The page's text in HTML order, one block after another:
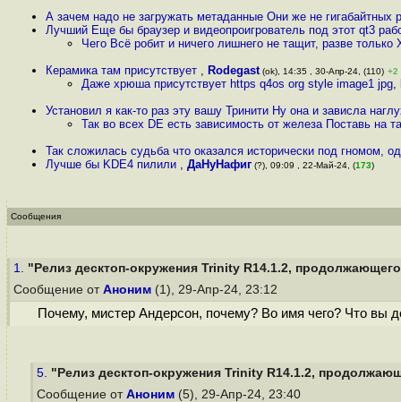
А зачем надо не загружать метаданные Они же не гигабайтных
Лучший Еще бы браузер и видеопроигрователь под этот qt3
Чего Всё робит и ничего лишнего не тащит, разве
Керамика там присутствует , Rodegast (ok), 14:35 , 30-Апр-24, (110) +2
Даже хрюша присутствует https q4os org style image1 jpg,
Установил я как-то раз эту вашу Тринити Ну она и зависла
Так во всех DE есть зависимость от железа Поставь на
Так сложилась судьба что оказался исторически под гномом,
Лучше бы KDE4 пилили , ДаНуНафиг (?), 09:09 , 22-Май-24, (173)
Сообщения
1. "Релиз десктоп-окружения Trinity R14.1.2,
Сообщение от Аноним (1), 29-Апр-24, 23:12
Почему, мистер Андерсон, почему? Во имя чего? Что вы
5. "Релиз десктоп-окружения Trinity R14.1.2,
Сообщение от Аноним (5), 29-Апр-24, 23:40